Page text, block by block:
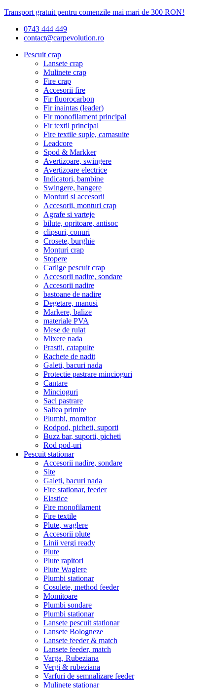
Transport gratuit pentru comenzile mai mari de 300 RON!
0743 444 449
contact@carpevolution.ro
Pescuit crap
Lansete crap
Mulinete crap
Fire crap
Accesorii fire
Fir fluorocarbon
Fir inaintas (leader)
Fir monofilament principal
Fir textil principal
Fire textile suple, camasuite
Leadcore
Spod & Markker
Avertizoare, swingere
Avertizoare electrice
Indicatori, bambine
Swingere, hangere
Monturi si accesorii
Accesorii, monturi crap
Agrafe si varteje
bilute, opritoare, antisoc
clipsuri, conuri
Crosete, burghie
Monturi crap
Stopere
Carlige pescuit crap
Accesorii nadire, sondare
Accesorii nadire
bastoane de nadire
Degetare, manusi
Markere, balize
materiale PVA
Mese de rulat
Mixere nada
Prastii, catapulte
Rachete de nadit
Galeti, bacuri nada
Protectie pastrare mincioguri
Cantare
Mincioguri
Saci pastrare
Saltea primire
Plumbi, momitor
Rodpod, picheti, suporti
Buzz bar, suporti, picheti
Rod pod-uri
Pescuit stationar
Accesorii nadire, sondare
Site
Galeti, bacuri nada
Fire stationar, feeder
Elastice
Fire monofilament
Fire textile
Plute, waglere
Accesorii plute
Linii vergi ready
Plute
Plute rapitori
Plute Waglere
Plumbi stationar
Cosulete, method feeder
Momitoare
Plumbi sondare
Plumbi stationar
Lansete pescuit stationar
Lansete Bologneze
Lansete feeder & match
Lansete feeder, match
Varga, Rubeziana
Vergi & rubeziana
Varfuri de semnalizare feeder
Mulinete stationar